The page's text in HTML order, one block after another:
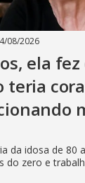
08/2026
ela
teria
da idosa de 80
do zero e